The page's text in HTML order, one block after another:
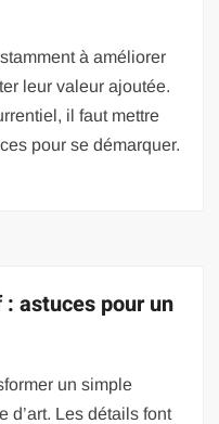
à améliorer
leur valeur ajoutée.
il faut mettre
pour se démarquer.
astuces pour un
un simple
d’art. Les détails font